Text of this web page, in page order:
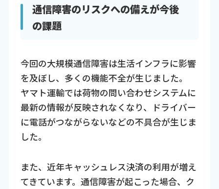
通信障害のリスクへの備えが今後
の課題
今回の大規模通信障害は生活インフラに影響
を及ぼし、多くの機能不全が生じました。
ヤマト運輸では荷物の問い合わせシステムに
最新の情報が反映されなくなり、ドライバー
に電話がつながらないなどの不具合が生じま
した。
また、近年キャッシュレス決済の利用が増え
てきています。通信障害が起こった場合、ク